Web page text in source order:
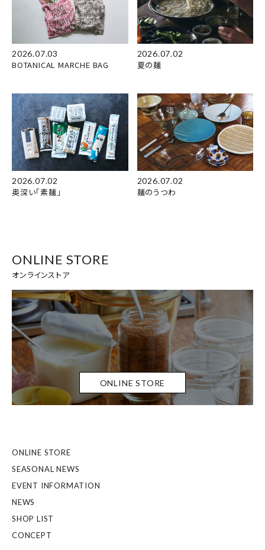
2026.07.03
BOTANICAL MARCHE BAG
2026.07.02
夏の麺
2026.07.02
奥深い「素麺」
2026.07.02
麺のうつわ
ONLINE STORE
オンラインストア
ONLINE STORE
ONLINE STORE
SEASONAL NEWS
EVENT INFORMATION
NEWS
SHOP LIST
CONCEPT